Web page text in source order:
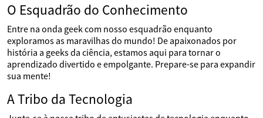
O Esquadrão do Conhecimento
Entre na onda geek com nosso esquadrão enquanto
exploramos as maravilhas do mundo! De apaixonados por
história a geeks da ciência, estamos aqui para tornar o
aprendizado divertido e empolgante. Prepare-se para expandir
sua mente!
A Tribo da Tecnologia